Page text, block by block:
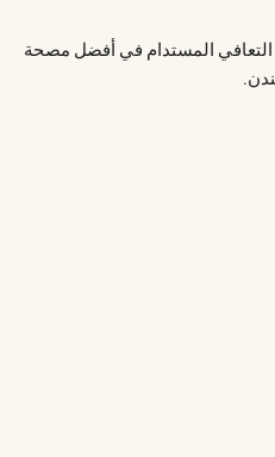
التعافي المستدام في أفضل مصحة